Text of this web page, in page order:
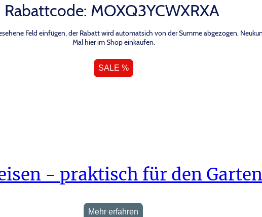
Rabattcode: MOXQ3YCWXRXA
Feld einfügen, der Rabatt wird automatsich von der Summe abgezogen.
Mal hier im Shop einkaufen.
SALE %
- praktisch für den Garten
Mehr erfahren